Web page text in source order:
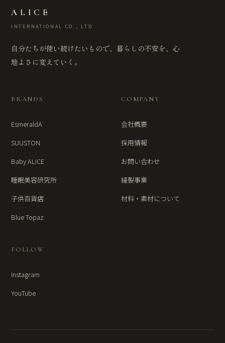
ALICE
INTERNATIONAL CO., LTD
自分たちが使い続けたいもので、暮らしの不安を、心
地よさに変えていく。
BRANDS
EsmeraldA
SUUSTON
Baby ALICE
睡眠美容研究所
子供百貨店
Blue Topaz
COMPANY
会社概要
採用情報
お問い合わせ
縫製事業
材料・素材について
FOLLOW
Instagram
YouTube